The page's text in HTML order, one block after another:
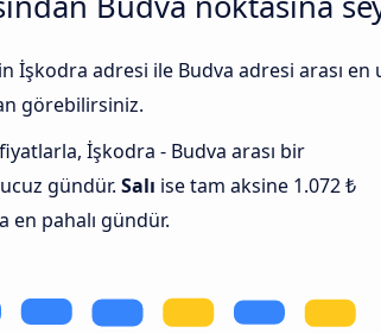
İşkodra adresi ile Budva adresi arası
görebilirsiniz.
İşkodra - Budva arası bir
gündür. Salı ise tam aksine 1.072 ₺
en pahalı gündür.